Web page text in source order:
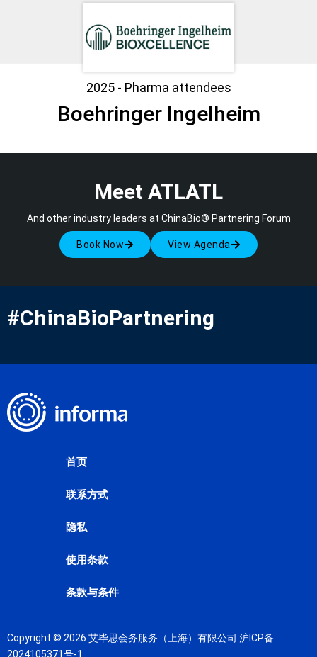
2025 - Pharma attendees
Boehringer Ingelheim
Meet ATLATL
And other industry leaders at ChinaBio® Partnering Forum
Book Now View Agenda
#ChinaBioPartnering
首页
联系方式
隐私
使用条款
条款与条件
Copyright © 2026 艾毕思会务服务（上海）有限公司 沪ICP备
2024105371号-1